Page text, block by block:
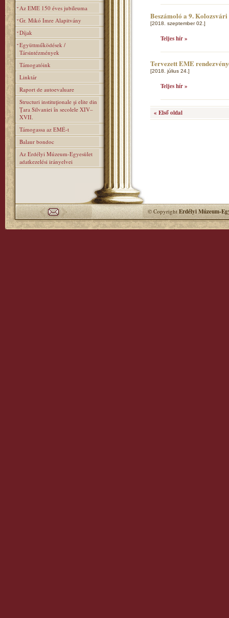
Az EME 150 éves jubileuma
Gr. Mikó Imre Alapitvány
Díjak
Együttműködések /
Társintézmények
Támogatóink
Linktár
Raport de autoevaluare
Structuri instituţionale şi elite din
Ţara Silvaniei în secolele XIV–
XVII.
Támogassa az EMÉ-t
Balaur bondoc
Az Erdélyi Múzeum-Egyesület
adatkezelési irányelvei
Beszámoló a 9.
[2018. szeptember 02.]
Teljes hír »
Tervezett EME
[2018. július 24.]
Teljes hír »
« Első oldal
© CopyrightErdélyi Múzeum-